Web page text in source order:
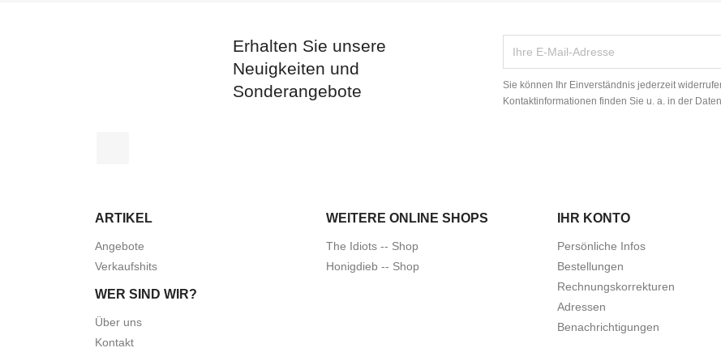
Erhalten Sie unsere
Neuigkeiten und
Sonderangebote
Sie können Ihr Einverständnis jederzeit
Kontaktinformationen finden Sie u. a. in der
ARTIKEL
Angebote
Verkaufshits
WEITERE ONLINE SHOPS
The Idiots -- Shop
Honigdieb -- Shop
WER SIND WIR?
Über uns
Kontakt
IHR KONTO
Persönliche Infos
Bestellungen
Rechnungskorrekturen
Adressen
Benachrichtigungen